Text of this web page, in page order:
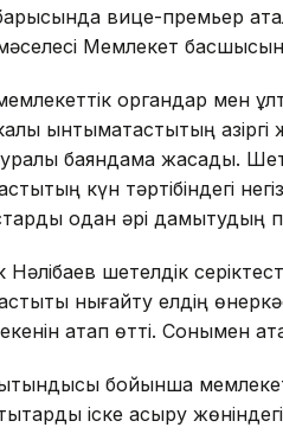
вице-премьер
Мемлекет
органдар мен
ынтымақтастықтың
баяндама жасады.
күн тәртібіндегі
одан әрі дамытудың
шетелдік
нығайту елдің
атап өтті. Сонымен
бойынша
іске асыру